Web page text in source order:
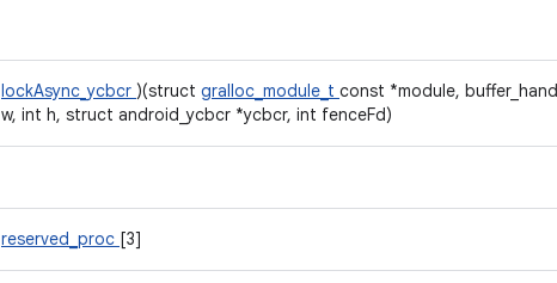
lockAsync_ycbcr )(struct gralloc_module_t const *module,
w, int h, struct android_ycbcr *ycbcr, int fenceFd)
reserved_proc [3]